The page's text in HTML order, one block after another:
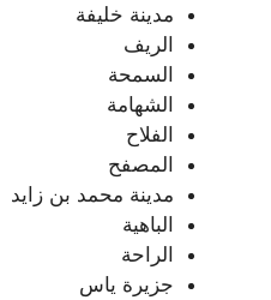
مدينة خليفة
الريف
السمحة
الشهامة
الفلاح
المصفح
مدينة محمد بن زايد
الباهية
الراحة
جزيرة ياس